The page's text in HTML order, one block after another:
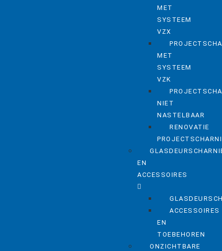
MET
SYSTEEM
VZX
MET
SYSTEEM
VZK
NIET
NASTELBAAR
RENOVATIE
EN
ACCESSOIRES
ACCESSOIRES
EN
TOEBEHOREN
ONZICHTBARE